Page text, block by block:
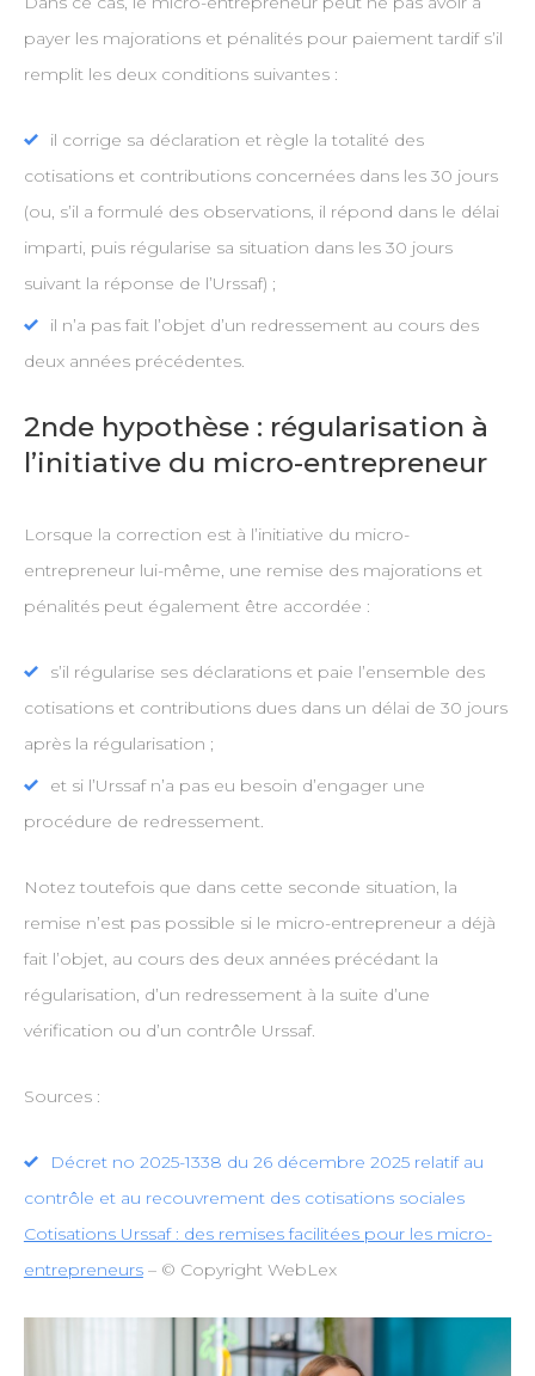
payer les majorations et pénalités pour paiement tardif s’il
remplit les deux conditions suivantes :
il corrige sa déclaration et règle la totalité des
cotisations et contributions concernées dans les 30 jours
(ou, s’il a formulé des observations, il répond dans le délai
imparti, puis régularise sa situation dans les 30 jours
suivant la réponse de l’Urssaf) ;
il n’a pas fait l’objet d’un redressement au cours des
deux années précédentes.
2nde hypothèse : régularisation à
l’initiative du micro-entrepreneur
Lorsque la correction est à l’initiative du micro-
entrepreneur lui-même, une remise des majorations et
pénalités peut également être accordée :
s’il régularise ses déclarations et paie l’ensemble des
cotisations et contributions dues dans un délai de 30 jours
après la régularisation ;
et si l’Urssaf n’a pas eu besoin d’engager une
procédure de redressement.
Notez toutefois que dans cette seconde situation, la
remise n’est pas possible si le micro-entrepreneur a déjà
fait l’objet, au cours des deux années précédant la
régularisation, d’un redressement à la suite d’une
vérification ou d’un contrôle Urssaf.
Sources :
Décret no 2025-1338 du 26 décembre 2025 relatif au
contrôle et au recouvrement des cotisations sociales
Cotisations Urssaf : des remises facilitées pour les micro-
entrepreneurs– © Copyright WebLex